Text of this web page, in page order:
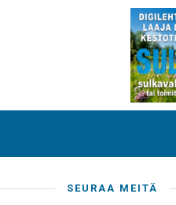
SEURAA MEITÄ